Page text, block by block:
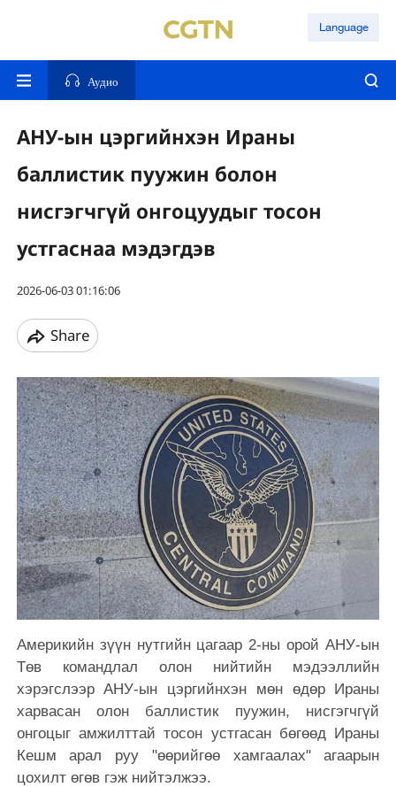
Language
Аудио
АНУ-ын цэргийнхэн Ираны
баллистик пуужин болон
нисгэгчгүй онгоцуудыг тосон
устгаснаа мэдэгдэв
2026-06-03 01:16:06
Share
Америкийн зүүн нутгийн цагаар 2-ны орой АНУ-ын
Төв командлал олон нийтийн мэдээллийн
хэрэгслээр АНУ-ын цэргийнхэн мөн өдөр Ираны
харвасан олон баллистик пуужин, нисгэгчгүй
онгоцыг амжилттай тосон устгасан бөгөөд Ираны
Кешм арал руу "өөрийгөө хамгаалах" агаарын
цохилт өгөв гэж нийтэлжээ.